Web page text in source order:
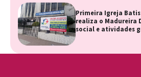
Primeira Igreja
realiza o Madureira
social e atividades